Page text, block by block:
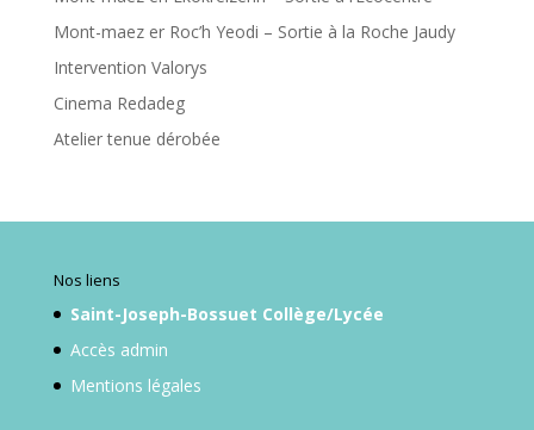
Mont-maez er Roc’h Yeodi – Sortie à la Roche Jaudy
Intervention Valorys
Cinema Redadeg
Atelier tenue dérobée
Nos liens
Saint-Joseph-Bossuet Collège/Lycée
Accès admin
Mentions légales